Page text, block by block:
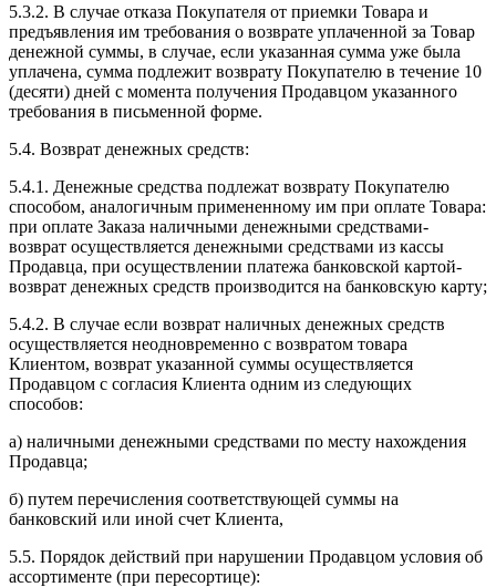
5.3.2. В случае отказа Покупателя от приемки Товара и
предъявления им требования о возврате уплаченной за Товар
денежной суммы, в случае, если указанная сумма уже была
уплачена, сумма подлежит возврату Покупателю в течение 10
(десяти) дней с момента получения Продавцом указанного
требования в письменной форме.
5.4. Возврат денежных средств:
5.4.1. Денежные средства подлежат возврату Покупателю
способом, аналогичным примененному им при оплате Товара:
при оплате Заказа наличными денежными средствами-
возврат осуществляется денежными средствами из кассы
Продавца, при осуществлении платежа банковской картой-
возврат денежных средств производится на банковскую карту;
5.4.2. В случае если возврат наличных денежных средств
осуществляется неодновременно с возвратом товара
Клиентом, возврат указанной суммы осуществляется
Продавцом с согласия Клиента одним из следующих
способов:
а) наличными денежными средствами по месту нахождения
Продавца;
б) путем перечисления соответствующей суммы на
банковский или иной счет Клиента,
5.5. Порядок действий при нарушении Продавцом условия об
ассортименте (при пересортице):